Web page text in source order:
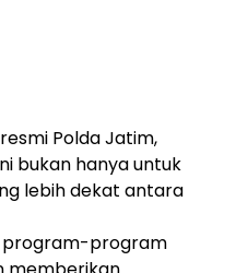
Polda Jatim,
bukan hanya untuk
lebih dekat antara
program-program